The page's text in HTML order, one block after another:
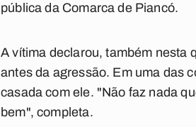
pública da Comarca de Piancó.
A vítima declarou, também nesta
antes da agressão. Em uma das
casada com ele. "Não faz nada
bem", completa.